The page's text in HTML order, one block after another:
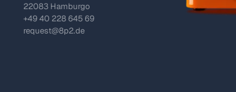
22083 Hamburgo
+49 40 228 645 69
request@8p2.de